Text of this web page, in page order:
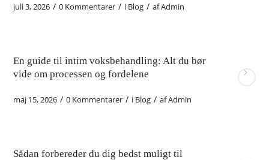
juli 3, 2026 / 0 Kommentarer / i Blog / afAdmin
En guide til intim voksbehandling: Alt du bør
vide om processen og fordelene
maj 15, 2026 / 0 Kommentarer / i Blog / afAdmin
Sådan forbereder du dig bedst muligt til